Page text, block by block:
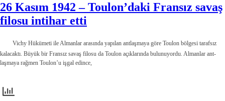
26 Kasım 1942 – Toulon’daki Fransız savaş
filosu intihar etti
Vichy Hü­kümeti ile Almanlar arasında yapılan antlaşmaya göre Toulon bölgesi tarafsız
kalacak­tı. Büyük bir Fransız savaş fi­losu da Toulon açıklarında bulunuyordu. Almanlar ant­
laşmaya rağmen Toulon’u işgal edince,